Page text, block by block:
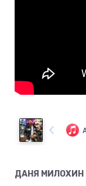
ДАНЯ МИЛОХИН